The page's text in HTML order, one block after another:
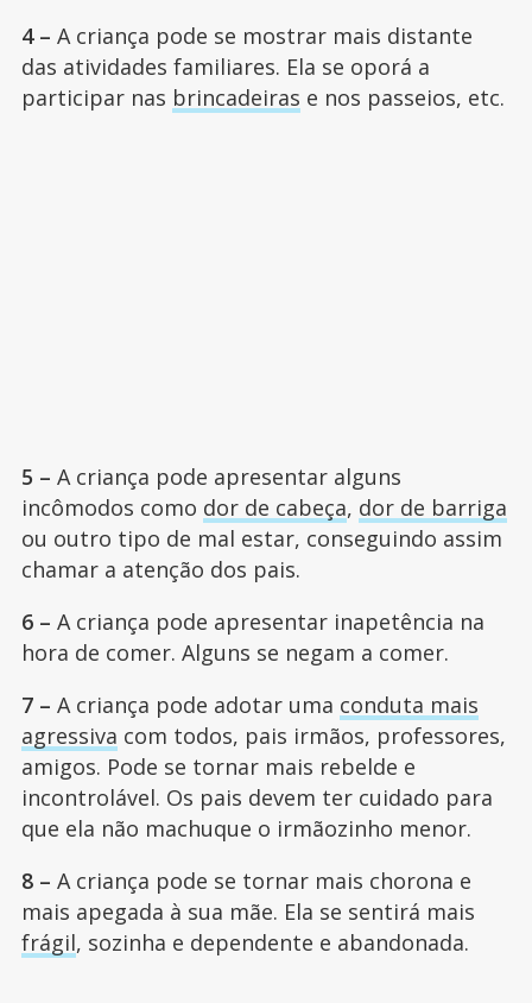
4 – A criança pode se mostrar mais distante
das atividades familiares. Ela se oporá a
participar nas brincadeiras e nos passeios, etc.
5 – A criança pode apresentar alguns
incômodos como dor de cabeça, dor de barriga
ou outro tipo de mal estar, conseguindo assim
chamar a atenção dos pais.
6 – A criança pode apresentar inapetência na
hora de comer. Alguns se negam a comer.
7 – A criança pode adotar uma conduta mais
agressiva com todos, pais irmãos, professores,
amigos. Pode se tornar mais rebelde e
incontrolável. Os pais devem ter cuidado para
que ela não machuque o irmãozinho menor.
8 – A criança pode se tornar mais chorona e
mais apegada à sua mãe. Ela se sentirá mais
frágil, sozinha e dependente e abandonada.